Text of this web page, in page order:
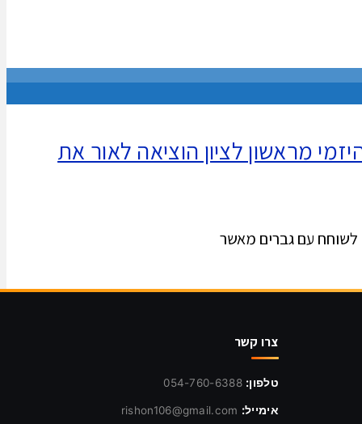
מראשון לציון הוציאה לאור את
לשוחח עם גברים מאשר
צרו קשר
טלפון: 054-760-6388
אימייל: rishon106@gmail.com